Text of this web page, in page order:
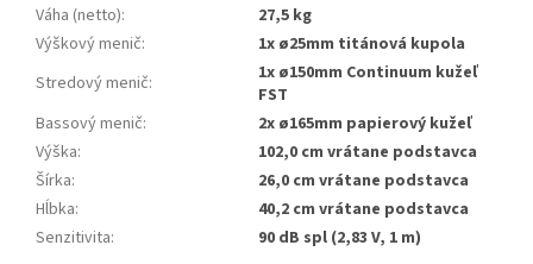
Váha (netto):
27,5 kg
Výškový menič:
1x ø25mm titánová kupola
Stredový menič:
1x ø150mm Continuum kužeľ
FST
Bassový menič:
2x ø165mm papierový kužeľ
Výška:
102,0 cm vrátane podstavca
Šírka:
26,0 cm vrátane podstavca
Hĺbka:
40,2 cm vrátane podstavca
Senzitivita: 90 dB spl (2,83 V, 1 m)